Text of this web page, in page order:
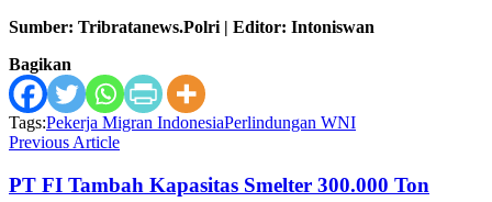
Sumber: Tribratanews.Polri | Editor: Intoniswan
Bagikan
Tags:Pekerja Migran IndonesiaPerlindungan WNI
Previous Article
PT FI Tambah Kapasitas Smelter 300.000 Ton